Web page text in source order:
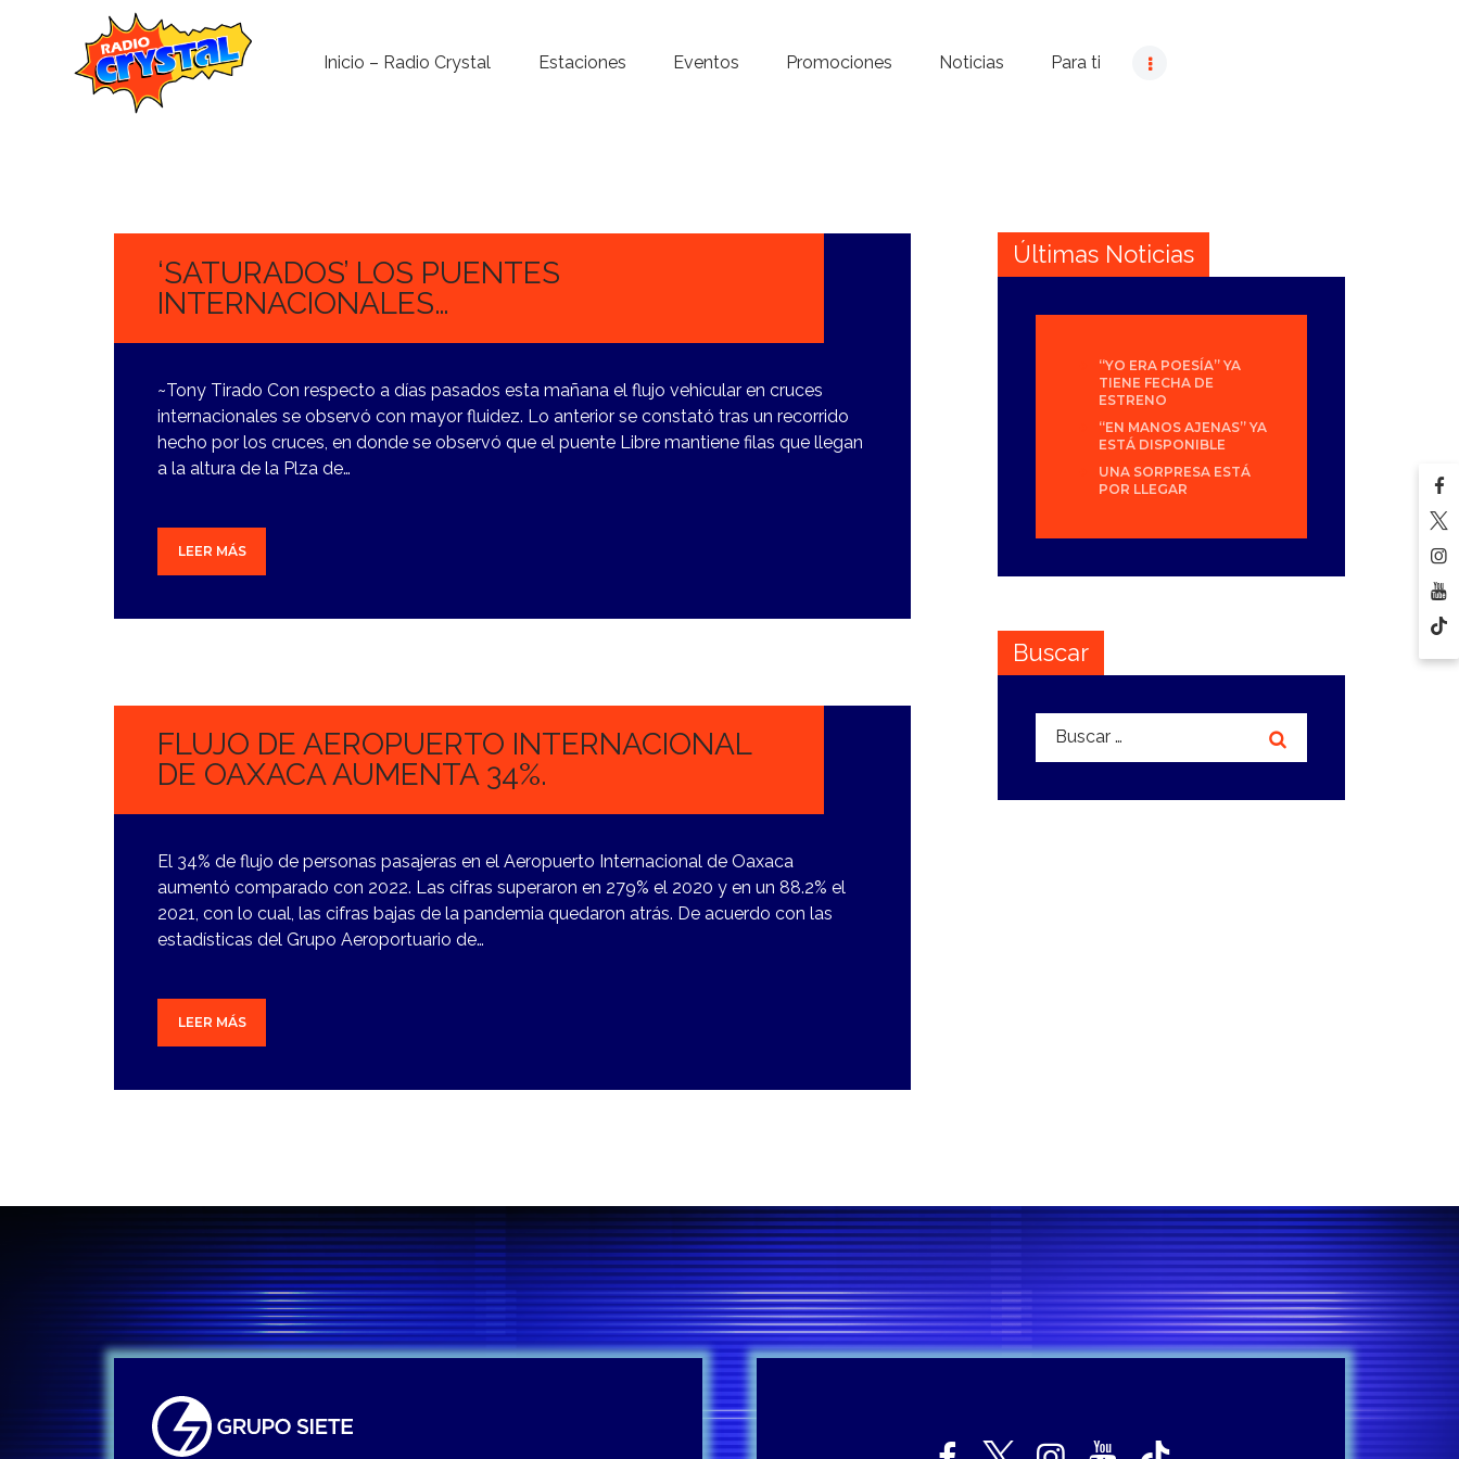
Inicio – Radio Crystal Estaciones Eventos Promociones Noticias Para ti
Noticias
Contacto
‘SATURADOS’ LOS PUENTES
INTERNACIONALES…
~Tony Tirado Con respecto a días pasados esta mañana el flujo vehicular en cruces
internacionales se observó con mayor fluidez. Lo anterior se constató tras un recorrido
hecho por los cruces, en donde se observó que el puente Libre mantiene filas que llegan
a la altura de la Plza de…
LEER MÁS
FLUJO DE AEROPUERTO INTERNACIONAL
DE OAXACA AUMENTA 34%.
El 34% de flujo de personas pasajeras en el Aeropuerto Internacional de Oaxaca
aumentó comparado con 2022. Las cifras superaron en 279% el 2020 y en un 88.2% el
2021, con lo cual, las cifras bajas de la pandemia quedaron atrás. De acuerdo con las
estadísticas del Grupo Aeroportuario de…
LEER MÁS
Últimas Noticias
“YO ERA POESÍA” YA
TIENE FECHA DE
ESTRENO
“EN MANOS AJENAS” YA
ESTÁ DISPONIBLE
UNA SORPRESA ESTÁ
POR LLEGAR
Buscar
Buscar: